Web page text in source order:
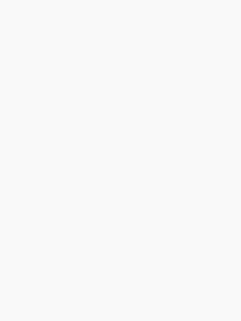
Пансионат в Евпатории с